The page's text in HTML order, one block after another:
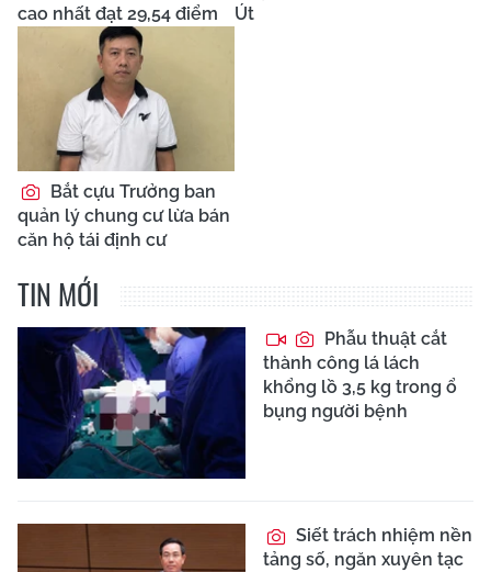
cao nhất đạt 29,54 điểm Út
Bắt cựu Trưởng ban
quản lý chung cư lừa bán
căn hộ tái định cư
TIN MỚI
Phẫu thuật cắt
thành công lá lách
khổng lồ 3,5 kg trong ổ
bụng người bệnh
Siết trách nhiệm nền
tảng số, ngăn xuyên tạc